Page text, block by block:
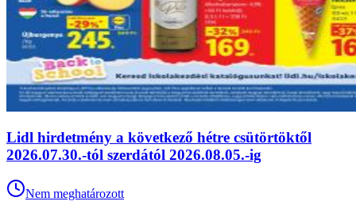
Lidl hirdetmény a következő hétre csütörtöktől
2026.07.30.-tól szerdától 2026.08.05.-ig
Nem meghatározott